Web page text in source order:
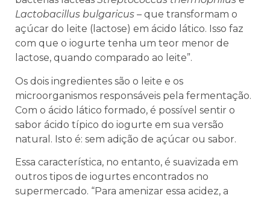
Lactobacillus bulgaricus – que transformam o
açúcar do leite (lactose) em ácido lático. Isso faz
com que o iogurte tenha um teor menor de
lactose, quando comparado ao leite”.
Os dois ingredientes são o leite e os
microorganismos responsáveis pela fermentação.
Com o ácido lático formado, é possível sentir o
sabor ácido típico do iogurte em sua versão
natural. Isto é: sem adição de açúcar ou sabor.
Essa característica, no entanto, é suavizada em
outros tipos de iogurtes encontrados no
supermercado. “Para amenizar essa acidez, a